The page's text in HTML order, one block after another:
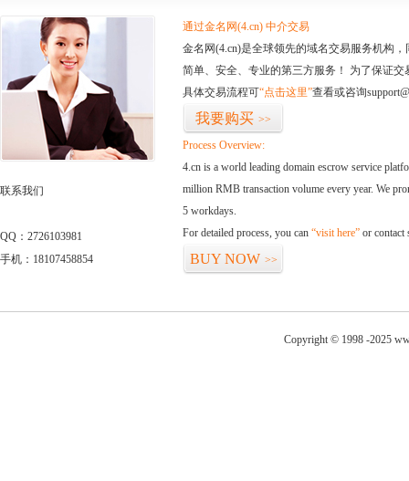
联系我们
QQ：2726103981
手机：18107458854
通过金名网(4.cn) 中介交易
金名网(4.cn)是全球领先的域名交易服务机构
简单、安全、专业的第三方服务！ 为了保证
具体交易流程可“点击这里”查看或咨询
我要购买 >>
Process Overview:
4.cn is a world leading domain escrow service
million RMB transaction volume every year. We
5 workdays.
For detailed process, you can “visit here” or contact
BUY NOW >>
Copyright © 1998 -2025